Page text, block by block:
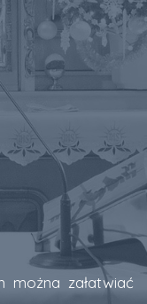
można załatwiać